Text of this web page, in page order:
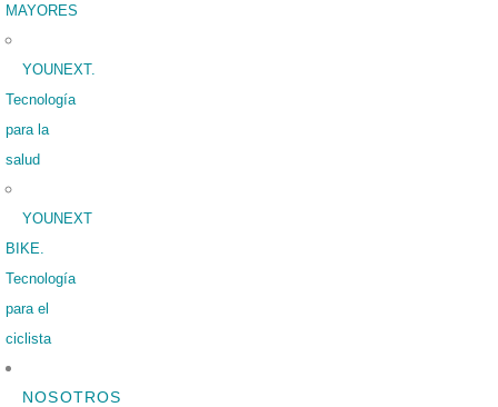
MAYORES
YOUNEXT.
Tecnología
para la
salud
YOUNEXT
BIKE.
Tecnología
para el
ciclista
NOSOTROS